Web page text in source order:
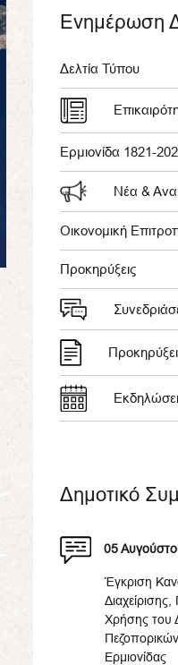
Ενημέρωση
Δελτία Τύπου
Ερμιονίδα 1821-
Νέα &
Οικονομική
Προκηρύξεις
Δημοτικό
05
Έγκριση
Χρήσης του
Ερμιονίδας